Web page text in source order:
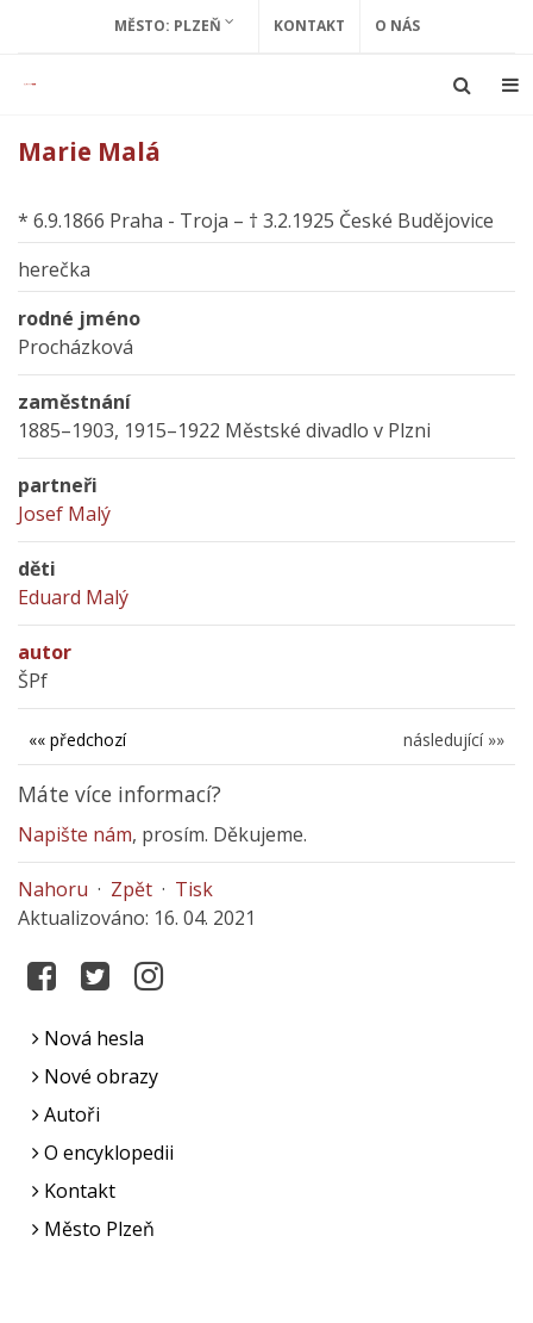
MĚSTO: PLZEŇ KONTAKT O NÁS
Marie Malá
* 6.9.1866 Praha - Troja – † 3.2.1925 České Budějovice
herečka
rodné jméno
Procházková
zaměstnání
1885–1903, 1915–1922 Městské divadlo v Plzni
partneři
Josef Malý
děti
Eduard Malý
autor
ŠPf
následující »»
«« předchozí
Máte více informací?
Napište nám, prosím. Děkujeme.
Nahoru · Zpět · Tisk
Aktualizováno: 16. 04. 2021
Nová hesla
Nové obrazy
Autoři
O encyklopedii
Kontakt
Město Plzeň